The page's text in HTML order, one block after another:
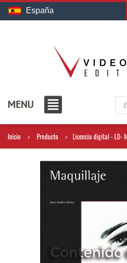
España
MENU
Inicio Producto Licencia digital - LD-